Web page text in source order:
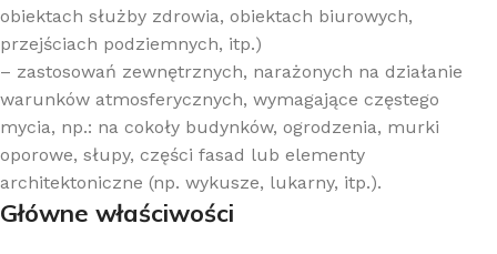
obiektach służby zdrowia, obiektach biurowych,
przejściach podziemnych, itp.)
– zastosowań zewnętrznych, narażonych na działanie
warunków atmosferycznych, wymagające częstego
mycia, np.: na cokoły budynków, ogrodzenia, murki
oporowe, słupy, części fasad lub elementy
architektoniczne (np. wykusze, lukarny, itp.).
Główne właściwości